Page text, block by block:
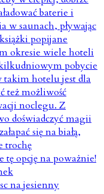
na jesienny